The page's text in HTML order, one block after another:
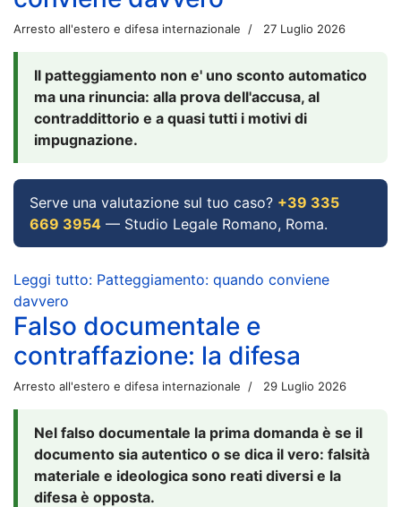
Arresto all'estero e difesa internazionale 27 Luglio 2026
Il patteggiamento non e' uno sconto automatico
ma una rinuncia: alla prova dell'accusa, al
contraddittorio e a quasi tutti i motivi di
impugnazione.
Serve una valutazione sul tuo caso? +39 335
669 3954 — Studio Legale Romano, Roma.
Leggi tutto: Patteggiamento: quando conviene
davvero
Falso documentale e
contraffazione: la difesa
Arresto all'estero e difesa internazionale 29 Luglio 2026
Nel falso documentale la prima domanda è se il
documento sia autentico o se dica il vero: falsità
materiale e ideologica sono reati diversi e la
difesa è opposta.